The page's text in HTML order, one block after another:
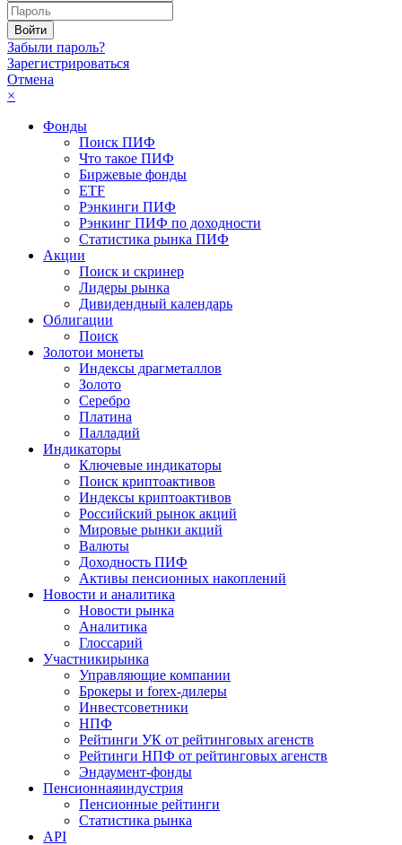
Забыли пароль?
Зарегистрироваться
Отмена
×
Фонды
Поиск ПИФ
Что такое ПИФ
Биржевые фонды
ETF
Рэнкинги ПИФ
Рэнкинг ПИФ по доходности
Статистика рынка ПИФ
Акции
Поиск и скринер
Лидеры рынка
Дивидендный календарь
Облигации
Поиск
Золотои монеты
Индексы драгметаллов
Золото
Серебро
Платина
Палладий
Индикаторы
Ключевые индикаторы
Поиск криптоактивов
Индексы криптоактивов
Российский рынок акций
Мировые рынки акций
Валюты
Доходность ПИФ
Активы пенсионных накоплений
Новости и аналитика
Новости рынка
Аналитика
Глоссарий
Участникирынка
Управляющие компании
Брокеры и forex-дилеры
Инвестсоветники
НПФ
Рейтинги УК от рейтинговых агенств
Рейтинги НПФ от рейтинговых агенств
Эндаумент-фонды
Пенсионнаяиндустрия
Пенсионные рейтинги
Статистика рынка
API